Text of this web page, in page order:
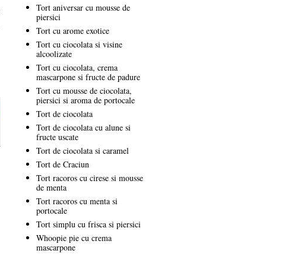
Tort aniversar cu mousse de
piersici
Tort cu arome exotice
Tort cu ciocolata si visine
alcoolizate
Tort cu ciocolata, crema
mascarpone si fructe de padure
Tort cu mousse de ciocolata,
piersici si aroma de portocale
Tort de ciocolata
Tort de ciocolata cu alune si
fructe uscate
Tort de ciocolata si caramel
Tort de Craciun
Tort racoros cu cirese si mousse
de menta
Tort racoros cu menta si
portocale
Tort simplu cu frisca si piersici
Whoopie pie cu crema
mascarpone